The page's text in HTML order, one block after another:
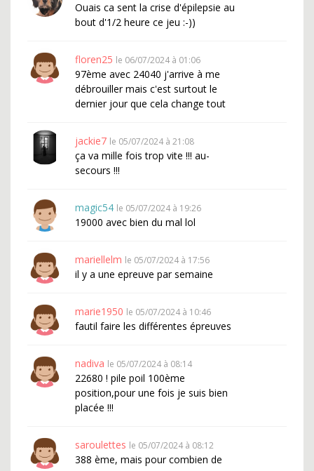
Ouais ca sent la crise d'épilepsie au
bout d'1/2 heure ce jeu :-))
floren25 le 06/07/2024 à 01:06
97ème avec 24040 j'arrive à me
débrouiller mais c'est surtout le
dernier jour que cela change tout
jackie7 le 05/07/2024 à 21:08
ça va mille fois trop vite !!! au-
secours !!!
magic54 le 05/07/2024 à 19:26
19000 avec bien du mal lol
mariellelm le 05/07/2024 à 17:56
il y a une epreuve par semaine
marie1950 le 05/07/2024 à 10:46
fautil faire les différentes épreuves
nadiva le 05/07/2024 à 08:14
22680 ! pile poil 100ème
position,pour une fois je suis bien
placée !!!
saroulettes le 05/07/2024 à 08:12
388 ème, mais pour combien de